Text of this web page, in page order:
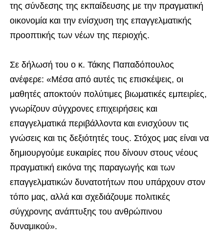
της σύνδεσης της εκπαίδευσης με την πραγματική
οικονομία και την ενίσχυση της επαγγελματικής
προοπτικής των νέων της περιοχής.
Σε δήλωσή του ο κ. Τάκης Παπαδόπουλος
ανέφερε: «Μέσα από αυτές τις επισκέψεις, οι
μαθητές αποκτούν πολύτιμες βιωματικές εμπειρίες,
γνωρίζουν σύγχρονες επιχειρήσεις και
επαγγελματικά περιβάλλοντα και ενισχύουν τις
γνώσεις και τις δεξιότητές τους. Στόχος μας είναι να
δημιουργούμε ευκαιρίες που δίνουν στους νέους
πραγματική εικόνα της παραγωγής και των
επαγγελματικών δυνατοτήτων που υπάρχουν στον
τόπο μας, αλλά και σχεδιάζουμε πολιτικές
σύγχρονης ανάπτυξης του ανθρώπινου
δυναμικού».